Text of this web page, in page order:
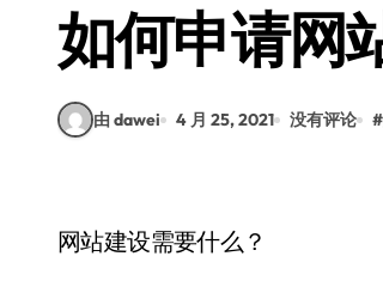
科技赋能：系统容器
如何申请网
由 dawei 4 月 25, 2021 没有评论 #
网站建设需要什么？